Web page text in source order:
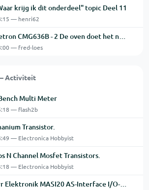
krijg ik dit onderdeel" topic Deel 11
— henri62
Bosch magnetron CMG636B - 2 De oven doet het niet goed.
— fred-loes
Activiteit
Multi Meter
— flash2b
Transistor.
— Electronica Hobbyist
N Channel Mosfet Transistors.
— Electronica Hobbyist
AS-i bus Murr Elektronik MASI20 AS-Interface I/O-module 56440